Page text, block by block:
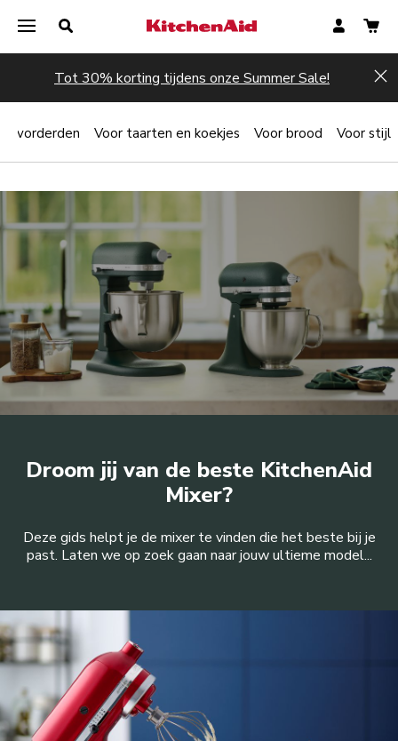
Tot 30% korting tijdens onze Summer Sale!
Droom jij van de beste KitchenAid
Mixer?
Deze gids helpt je de mixer te vinden die het beste bij je
past. Laten we op zoek gaan naar jouw ultieme model...
Voor taarten en koekjes Voor brood Voor stijl